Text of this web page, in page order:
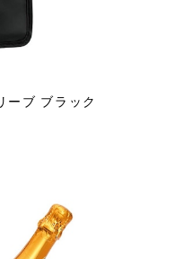
ーブ ブラック